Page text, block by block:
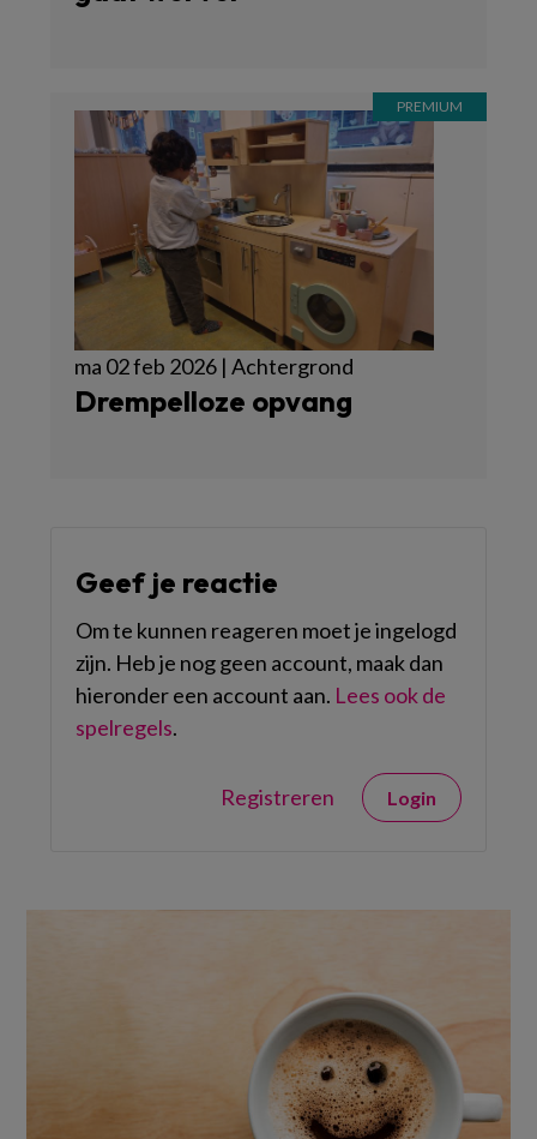
ma 02 feb 2026 | Achtergrond
Drempelloze opvang
Geef je reactie
Om te kunnen reageren moet je ingelogd
zijn. Heb je nog geen account, maak dan
hieronder een account aan. Lees ook de
spelregels.
Registreren Login